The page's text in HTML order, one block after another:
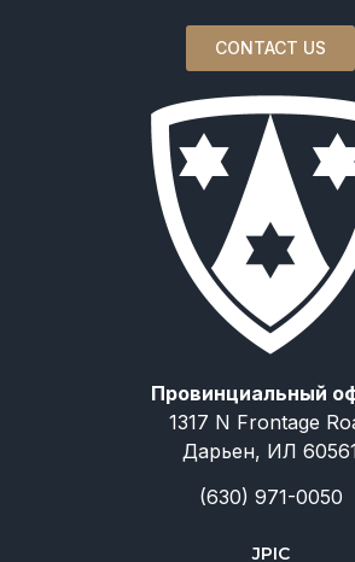
CONTACT US
Провинциальный
1317 N Frontage
Дарьен, ИЛ
(630) 971-0050
JPIC